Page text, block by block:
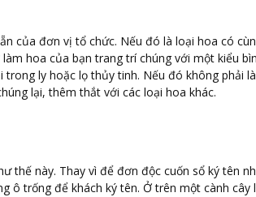
của đơn vị tổ chức. Nếu đó là loại hoa có
hoa của bạn trang trí chúng với một kiểu
ly hoặc lọ thủy tinh. Nếu đó không phải
lại, thêm thắt với các loại hoa khác.
thế này. Thay vì để đơn độc cuốn sổ ký tên
ô trống để khách ký tên. Ở trên một cành cây